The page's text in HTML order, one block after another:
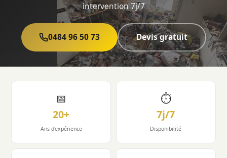
intervention 7j/7
0484 96 50 73 Devis gratuit
📅
20+
Ans d'expérience
⏱
7j/7
Disponibilité